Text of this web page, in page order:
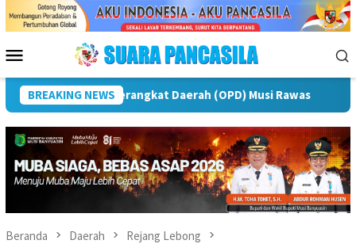
Menu
Mobile
BREAKING NEWS
IPeKB Ke-19, Plt Bupati Rejang Lebong: Penyuluh KB
Beranda Daerah Rejang Lebong